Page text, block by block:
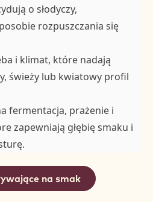
o słodyczy,
rozpuszczania się
i klimat, które nadają
świeży lub kwiatowy profil
fermentacja, prażenie i
zapewniają głębię smaku i
na smak